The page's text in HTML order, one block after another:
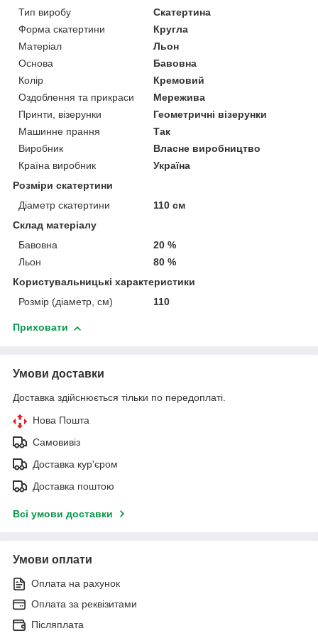
Тип виробу
Скатертина
Форма скатертини
Кругла
Матеріал
Льон
Основа
Бавовна
Колір
Кремовий
Оздоблення та прикраси
Мережива
Принти, візерунки
Геометричні візерунки
Машинне прання
Так
Виробник
Власне виробництво
Країна виробник
Україна
Розміри скатертини
Діаметр скатертини
110 см
Склад матеріалу
Бавовна
20 %
Льон
80 %
Користувальницькі характеристики
Розмір (діаметр, см)
110
Приховати
Умови доставки
Доставка здійснюється тільки по передоплаті.
Нова Пошта
Самовивіз
Доставка кур'єром
Доставка поштою
Всі умови доставки
Умови оплати
Оплата на рахунок
Оплата за реквізитами
Післяплата